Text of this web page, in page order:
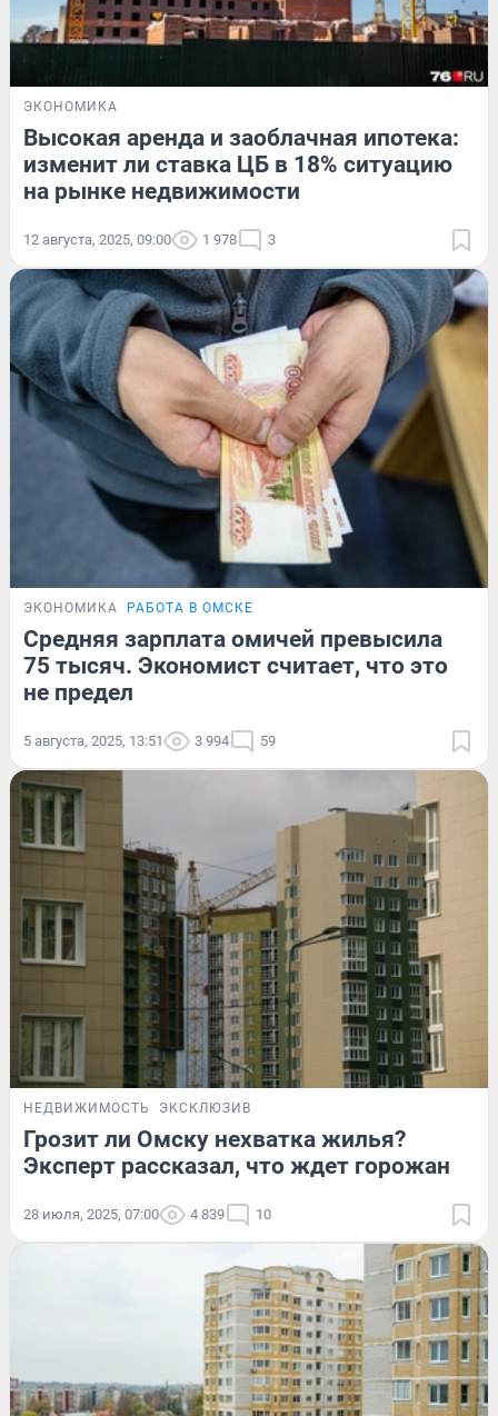
ЭКОНОМИКА
Высокая аренда и заоблачная ипотека:
изменит ли ставка ЦБ в 18% ситуацию
на рынке недвижимости
12 августа, 2025, 09:00 1 978 3
ЭКОНОМИКА РАБОТА В ОМСКЕ
Средняя зарплата омичей превысила
75 тысяч. Экономист считает, что это
не предел
5 августа, 2025, 13:51 3 994 59
НЕДВИЖИМОСТЬ ЭКСКЛЮЗИВ
Грозит ли Омску нехватка жилья?
Эксперт рассказал, что ждет горожан
28 июля, 2025, 07:00 4 839 10